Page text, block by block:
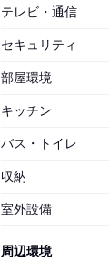
テレビ・通信
セキュリティ
部屋環境
キッチン
バス・トイレ
収納
室外設備
周辺環境